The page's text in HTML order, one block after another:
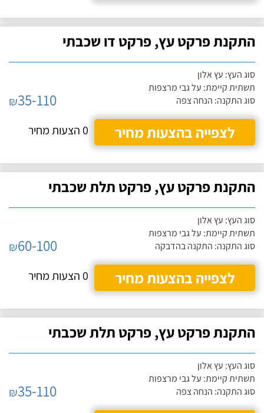
התקנת פרקט עץ, פרקט דו שכבתי
סוג העץ: עץ אלון
תשתית קיימת: על גבי מרצפות
סוג התקנה: הנחה צפה
₪35-110
לצפייה בהצעות מחיר
0 הצעות מחיר
התקנת פרקט עץ, פרקט תלת שכבתי
סוג העץ: עץ אלון
תשתית קיימת: על גבי מרצפות
סוג התקנה: התקנה בהדבקה
₪60-100
לצפייה בהצעות מחיר
0 הצעות מחיר
התקנת פרקט עץ, פרקט תלת שכבתי
סוג העץ: עץ אלון
תשתית קיימת: על גבי מרצפות
סוג התקנה: הנחה צפה
₪35-110